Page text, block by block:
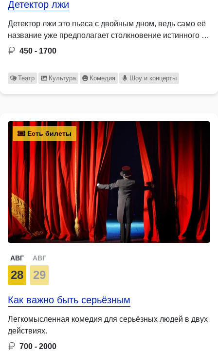
Детектор лжи
Детектор лжи это пьеса с двойным дном, ведь само её
название уже предполагает столкновение истинного …
450 - 1700
Театр Культура Комедия Шоу и концерты
Есть билеты
АВГ
28
АВГ
29
Как важно быть серьёзным
Легкомысленная комедия для серьёзных людей в двух
действиях.
700 - 2000